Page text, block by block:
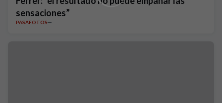
sensaciones”
PASAFOTOS